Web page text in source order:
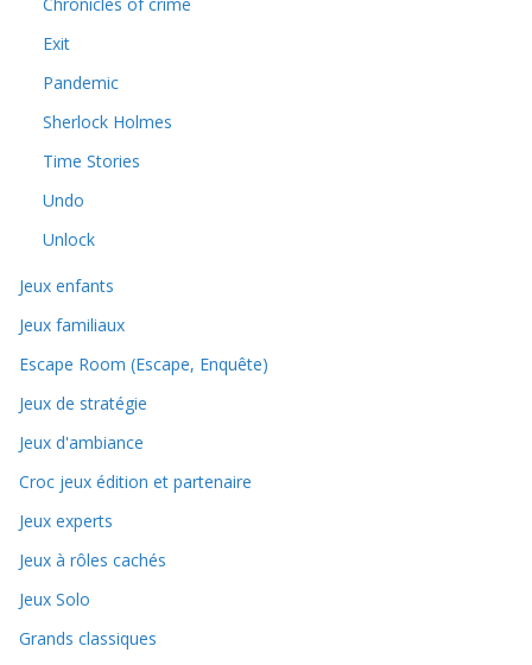
Chronicles of crime
Exit
Pandemic
Sherlock Holmes
Time Stories
Undo
Unlock
Jeux enfants
Jeux familiaux
Escape Room (Escape, Enquête)
Jeux de stratégie
Jeux d'ambiance
Croc jeux édition et partenaire
Jeux experts
Jeux à rôles cachés
Jeux Solo
Grands classiques